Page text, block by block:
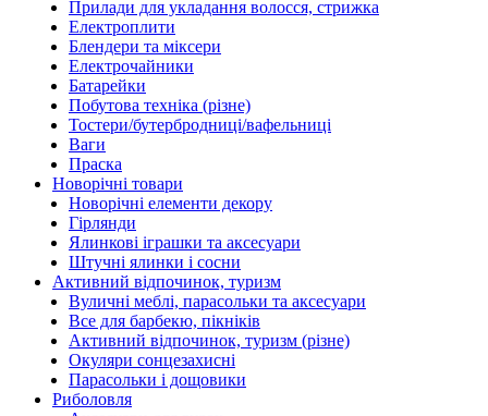
Прилади для укладання волосся, стрижка
Електроплити
Блендери та міксери
Електрочайники
Батарейки
Побутова техніка (різне)
Тостери/бутербродниці/вафельниці
Ваги
Праска
Новорічні товари
Новорічні елементи декору
Гірлянди
Ялинкові іграшки та аксесуари
Штучні ялинки і сосни
Активний відпочинок, туризм
Вуличні меблі, парасольки та аксесуари
Все для барбекю, пікніків
Активний відпочинок, туризм (різне)
Окуляри сонцезахисні
Парасольки і дощовики
Риболовля